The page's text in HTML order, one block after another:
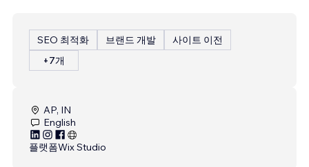
SEO 최적화 브랜드 개발
사이트 이전
+7개
AP, IN
English
플랫폼Wix Studio